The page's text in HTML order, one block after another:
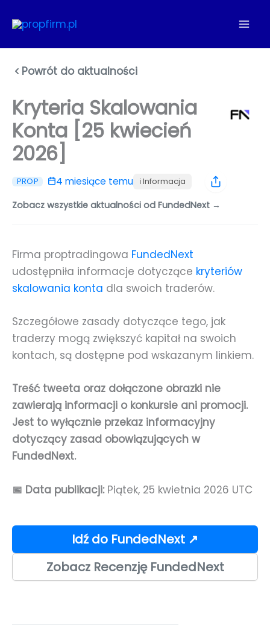
do
Powrót do aktualności
Kryteria Skalowania
Konta [25 kwiecień
2026]
PROP 4 miesiące temu ℹ️ Informacja
Zobacz wszystkie aktualności od FundedNext →
Firma proptradingowa FundedNext
udostępniła informacje dotyczące kryteriów
skalowania konta dla swoich traderów.
Szczegółowe zasady dotyczące tego, jak
traderzy mogą zwiększyć kapitał na swoich
kontach, są dostępne pod wskazanym linkiem.
Treść tweeta oraz dołączone obrazki nie
zawierają informacji o konkursie ani promocji.
Jest to wyłącznie przekaz informacyjny
dotyczący zasad obowiązujących w
FundedNext.
📅 Data publikacji:Piątek, 25 kwietnia 2026 UTC
Idź do FundedNext ↗
Zobacz Recenzję FundedNext